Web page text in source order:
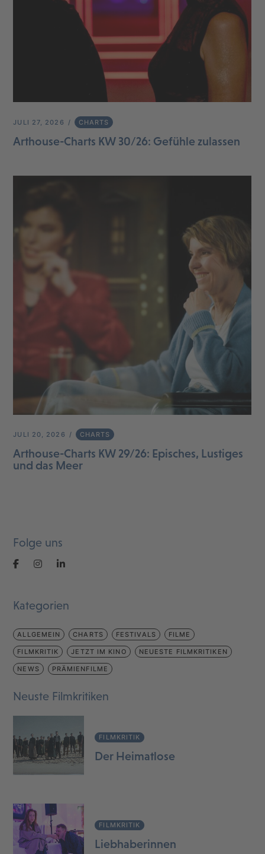
JULI 27, 2026 CHARTS
Arthouse-Charts KW 30/26: Gefühle zulassen
JULI 20, 2026 CHARTS
Arthouse-Charts KW 29/26: Episches, Lustiges
und das Meer
Folge uns
Kategorien
ALLGEMEIN CHARTS FESTIVALS FILME
FILMKRITIK JETZT IM KINO NEUESTE FILMKRITIKEN
NEWS PRÄMIENFILME
Neuste Filmkritiken
FILMKRITIK
Der Heimatlose
FILMKRITIK
Liebhaberinnen